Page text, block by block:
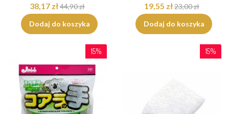
38,17 zł44,90 zł
Dodaj do koszyka
19,55 zł23,00 zł
Dodaj do koszyka
15% 15%